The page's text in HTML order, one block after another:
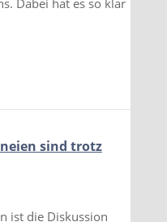
Dabei hat es so klar
sind trotz
ist die Diskussion